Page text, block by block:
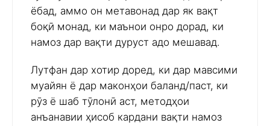
ёбад, аммо он метавонад дар як вақт
боқӣ монад, ки маънои онро дорад, ки
намоз дар вақти дуруст адо мешавад.
Лутфан дар хотир доред, ки дар мавсими
муайян ё дар маконҳои баланд/паст, ки
рӯз ё шаб тӯлонӣ аст, методҳои
анъанавии ҳисоб кардани вақти намоз